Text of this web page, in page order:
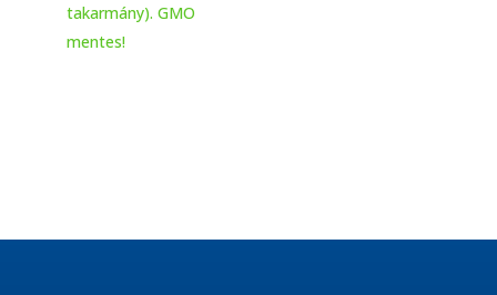
takarmány). GMO
mentes!